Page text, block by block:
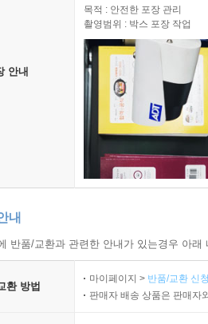
이글
터 M70, 레밍턴 M700
안내
목적 : 안전한 포장 관리
촬영범위 : 박스 포장 작업
내
반품/교환과 관련한 안내가 있는경우 아
환 방법
마이페이지 > 반품/교환 신
판매자 배송 상품은 판매자